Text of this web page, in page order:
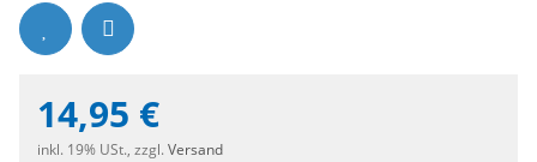
14,95 €
inkl. 19% USt., zzgl. Versand